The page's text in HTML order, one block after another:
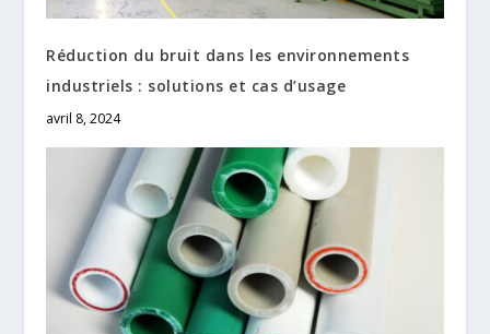
Réduction du bruit dans les environnements
industriels : solutions et cas d’usage
avril 8, 2024